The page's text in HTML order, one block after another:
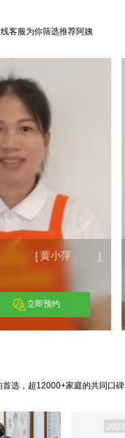
客服为你筛选推荐阿姨
[黄小萍 ]
立即预约
选，超12000+家庭的共同口碑